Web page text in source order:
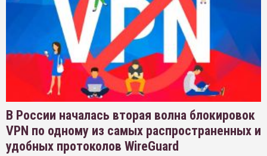
В России началась вторая волна блокировок
VPN по одному из самых распространенных и
удобных протоколов WireGuard